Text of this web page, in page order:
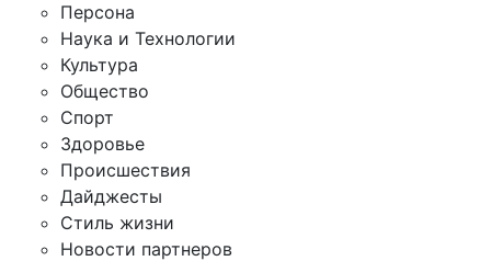
Персона
Наука и Технологии
Культура
Общество
Спорт
Здоровье
Происшествия
Дайджесты
Стиль жизни
Новости партнеров